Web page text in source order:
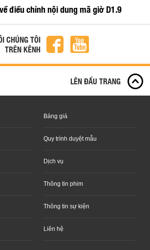
điều chỉnh nội dung mã giờ D1.9
CHÚNG TÔI
TRÊN KÊNH
LÊN ĐẦU TRANG
Bảng giá
Quy trình duyệt mẫu
Dịch vụ
Thông tin phim
Thông tin sự kiện
Liên hệ